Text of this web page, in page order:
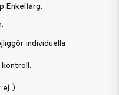
Enkelfärg.
individuella
ej )